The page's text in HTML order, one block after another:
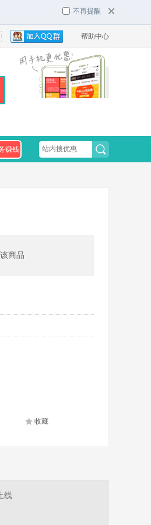
不再提醒
帮助中心
赚钱
商品
收藏
线